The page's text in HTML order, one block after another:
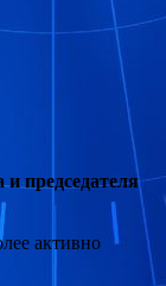
председателя
активно